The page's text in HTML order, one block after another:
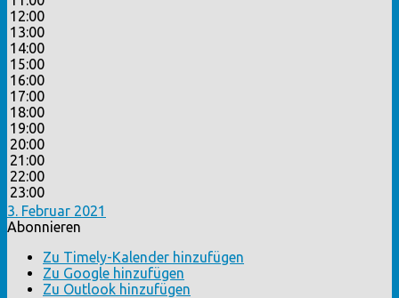
12:00
13:00
14:00
15:00
16:00
17:00
18:00
19:00
20:00
21:00
22:00
23:00
3. Februar 2021
Abonnieren
Zu Timely-Kalender hinzufügen
Zu Google hinzufügen
Zu Outlook hinzufügen